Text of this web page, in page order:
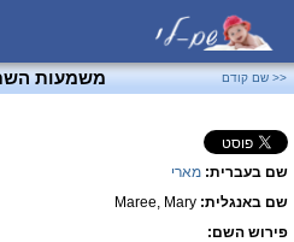
<< שם קודם משמעות
שם בעברית: מארי
שם באנגלית: Maree, Mary
פירוש השם: